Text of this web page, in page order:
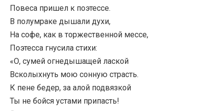
Повеса пришел к поэтессе.
В полумраке дышали духи,
На софе, как в торжественной мессе,
Поэтесса гнусила стихи:
«О, сумей огнедышащей лаской
Всколыхнуть мою сонную страсть.
К пене бедер, за алой подвязкой
Ты не бойся устами припасть!